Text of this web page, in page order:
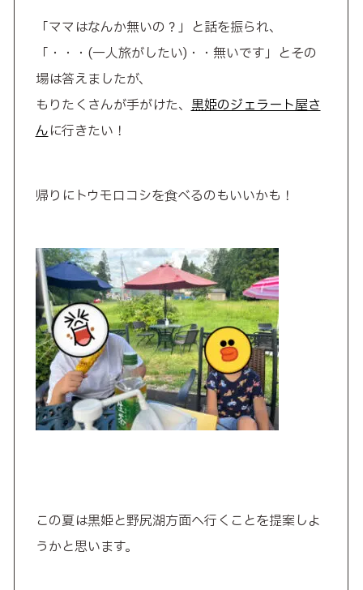
「ママはなんか無いの？」と話を振られ、
「・・・(一人旅がしたい)・・無いです」とその
場は答えましたが、
もりたくさんが手がけた、 黒姫のジェラート屋さ
んに行きたい！
帰りにトウモロコシを食べるのもいいかも！
この夏は黒姫と野尻湖方面へ行くことを提案しよ
うかと思います。